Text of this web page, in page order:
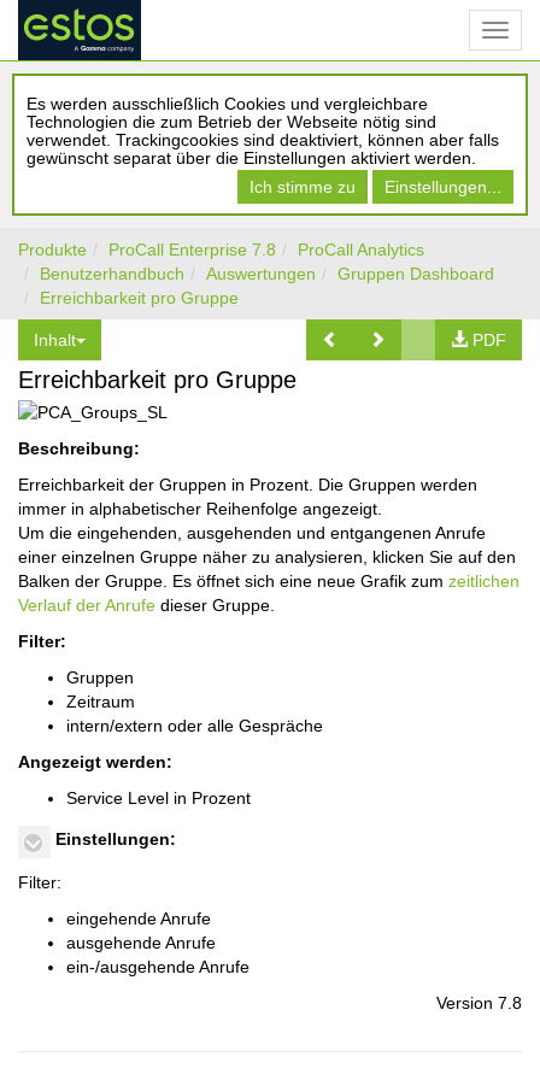
Es werden ausschließlich Cookies und vergleichbare
Technologien die zum Betrieb der Webseite nötig sind
verwendet. Trackingcookies sind deaktiviert, können aber falls
gewünscht separat über die Einstellungen aktiviert werden.
Ich stimme zu
Einstellungen...
Produkte ProCall Enterprise 7.8
ProCall Analytics
Benutzerhandbuch
Auswertungen
Gruppen Dashboard
Erreichbarkeit pro Gruppe
Inhalt PDF
Erreichbarkeit pro Gruppe
Beschreibung:
Erreichbarkeit der Gruppen in Prozent. Die Gruppen werden
immer in alphabetischer Reihenfolge angezeigt.
Um die eingehenden, ausgehenden und entgangenen Anrufe
einer einzelnen Gruppe näher zu analysieren, klicken Sie auf den
Balken der Gruppe. Es öffnet sich eine neue Grafik zum zeitlichen
Verlauf der Anrufe dieser Gruppe.
Filter:
Gruppen
Zeitraum
intern/extern oder alle Gespräche
Angezeigt werden:
Service Level in Prozent
Einstellungen:
Filter:
eingehende Anrufe
ausgehende Anrufe
ein-/ausgehende Anrufe
Version 7.8